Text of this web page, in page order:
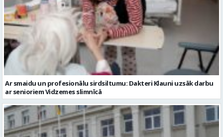
Ar smaidu un profesionālu sirdsiltumu: Dakteri Klauni uzsāk darbu
ar senioriem Vidzemes slimnīcā